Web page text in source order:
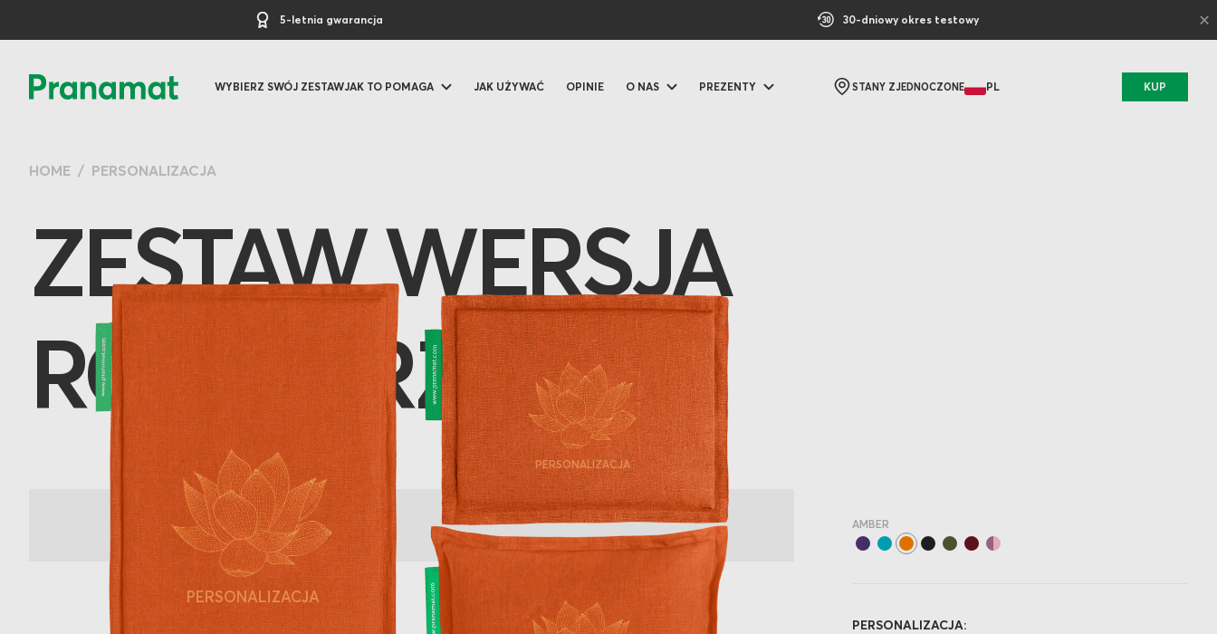
5-letnia gwarancja 30-dniowy okres testowy ×
WYBIERZ SWÓJ ZESTAWJAK TO POMAGA JAK UŻYWAĆ OPINIE O NAS PREZENTY STANY ZJEDNOCZONE PL KUP
HOME PERSONALIZACJA
ZESTAW WERSJA
ROZSZERZONA
PERSONALIZACJA
PERSONALIZACJA
AMBER
PERSONALIZACJA: